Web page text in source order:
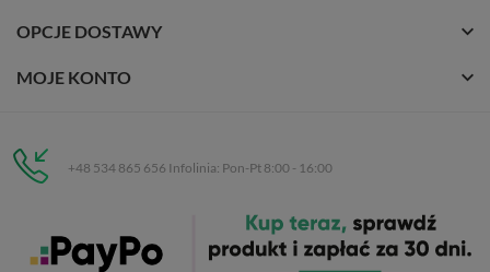
OPCJE DOSTAWY
MOJE KONTO
+48 534 865 656 Infolinia: Pon-Pt 8:00 - 16:00
C.H. Respan, Rejtana 53a/250
35-326 Rzeszów